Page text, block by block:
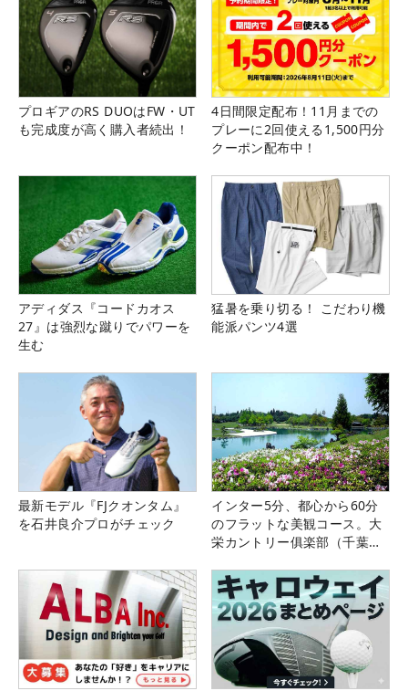
プロギアのRS DUOはFW・UT
も完成度が高く購入者続出！
4日間限定配布！11月までの
プレーに2回使える1,500円分
クーポン配布中！
アディダス『コードカオス
27』は強烈な蹴りでパワーを
生む
猛暑を乗り切る！ こだわり機
能派パンツ4選
最新モデル『FJクオンタム』
を石井良介プロがチェック
インター5分、都心から60分
のフラットな美観コース。大
栄カントリー俱楽部（千葉